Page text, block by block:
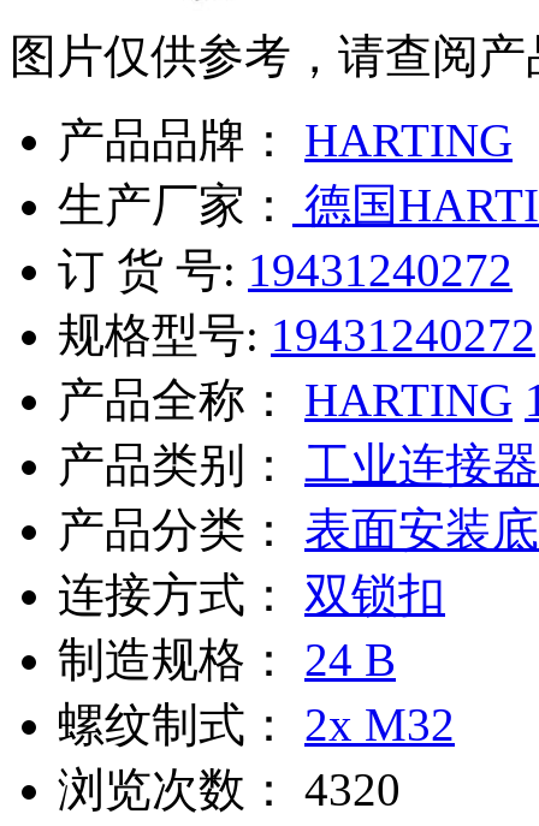
图片仅供参考，请查阅
产品品牌：
HARTING
生产厂家：
德国
订 货 号: 19431240272
规格型号: 19431240272
产品全称：
HARTING
产品类别：
工业连接
产品分类：
表面安装
连接方式：
双锁扣
制造规格：
24 B
螺纹制式：
2x M32
浏览次数：
4320